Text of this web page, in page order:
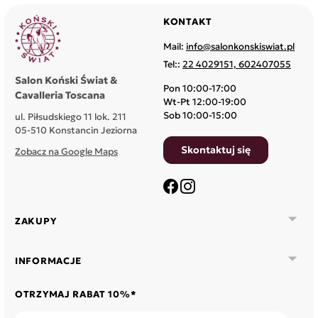
Salon Koński Świat &
Cavalleria Toscana
ul. Piłsudskiego 11 lok. 211
05-510 Konstancin Jeziorna
Zobacz na Google Maps
ZAKUPY 
INFORMACJE 
OTRZYMAJ RABAT 10%*
KONTAKT
Mail: info@salonkonskiswiat.pl
Tel:: 22 4029151, 602407055
Pon 10:00-17:00
Wt-Pt 12:00-19:00
Sob 10:00-15:00
Skontaktuj się